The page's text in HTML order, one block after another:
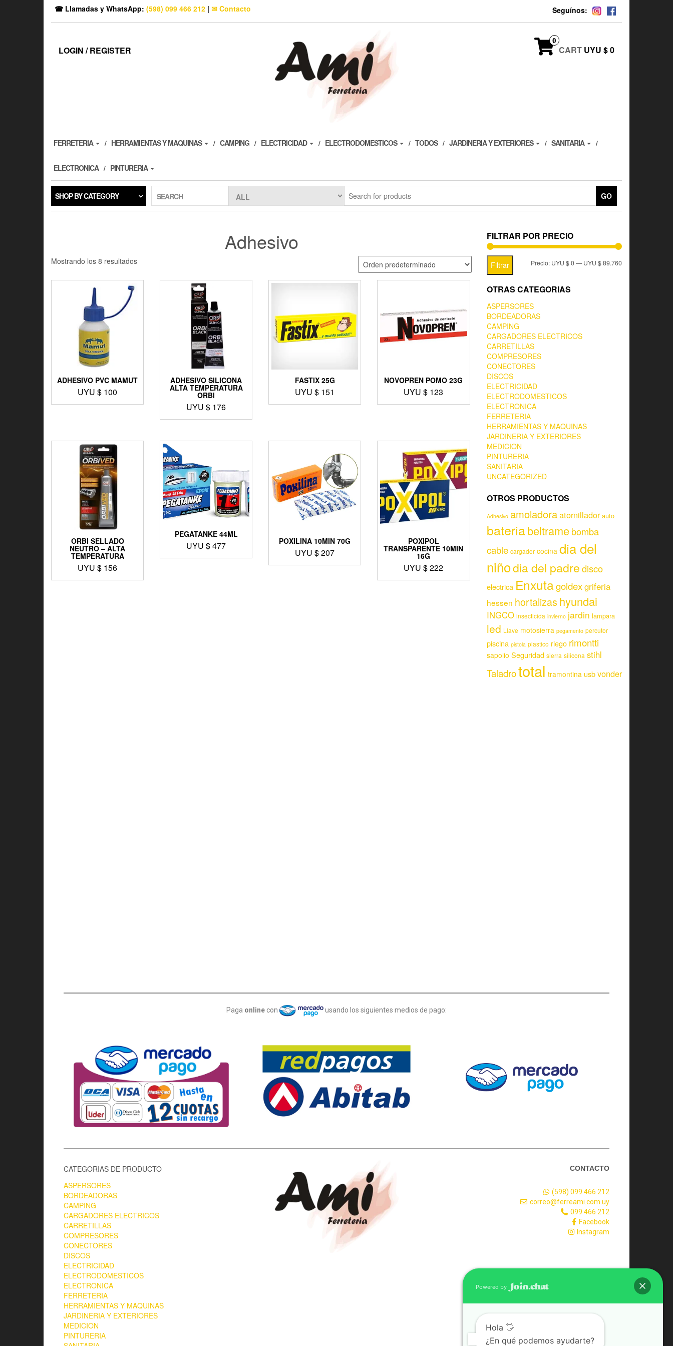
☎ Llamadas y WhatsApp: (598) 099 466 212 | ✉ Contacto Seguínos:
LOGIN / REGISTER
0
CART UYU $ 0
FERRETERIA HERRAMIENTAS Y MAQUINAS CAMPING ELECTRICIDAD ELECTRODOMESTICOS TODOS JARDINERIA Y EXTERIORES SANITARIA
ELECTRONICA PINTURERIA
SHOP BY CATEGORY SEARCH GO
Adhesivo
Mostrando los 8 resultados
ADHESIVO PVC MAMUT
UYU $ 100
ADHESIVO SILICONA
ALTA TEMPERATURA
ORBI
UYU $ 176
FASTIX 25G
UYU $ 151
NOVOPREN POMO 23G
UYU $ 123
ORBI SELLADO
NEUTRO – ALTA
TEMPERATURA
UYU $ 156
PEGATANKE 44ML
UYU $477 POXILINA 10MIN 70G
UYU $207
POXIPOL
TRANSPARENTE 10MIN
16G
UYU $222
FILTRAR POR PRECIO
Filtrar Precio: UYU $ 0—UYU $ 89.760
OTRAS CATEGORIAS
ASPERSORES
BORDEADORAS
CAMPING
CARGADORES ELECTRICOS
CARRETILLAS
COMPRESORES
CONECTORES
DISCOS
ELECTRICIDAD
ELECTRODOMESTICOS
ELECTRONICA
FERRETERIA
HERRAMIENTAS Y MAQUINAS
JARDINERIA Y EXTERIORES
MEDICION
PINTURERIA
SANITARIA
UNCATEGORIZED
OTROS PRODUCTOS
Adhesivo amoladoraatornillador auto
bateriabeltramebomba
cable cargador cocina dia del
niñodia del padredisco
electrica Enxutagoldexgriferia
hessen hortalizas hyundai
INGCO insecticida invierno jardin lampara
led Llave motosierra pegamento percutor
piscina pistola plastico riego rimontti
sapolio Seguridad sierra silicona stihl
Taladrototal tramontina usbvonder
Paga online con usando los siguientes medios de pago:
CATEGORIAS DE PRODUCTO
ASPERSORES
BORDEADORAS
CAMPING
CARGADORES ELECTRICOS
CARRETILLAS
COMPRESORES
CONECTORES
DISCOS
ELECTRICIDAD
ELECTRODOMESTICOS
ELECTRONICA
FERRETERIA
HERRAMIENTAS Y MAQUINAS
JARDINERIA Y EXTERIORES
MEDICION
PINTURERIA
CONTACTO
(598) 099 466 212
correo@ferreami.com.uy
099 466 212
Facebook
Instagram
Powered by
Hola 👋
¿En qué podemos ayudarte?